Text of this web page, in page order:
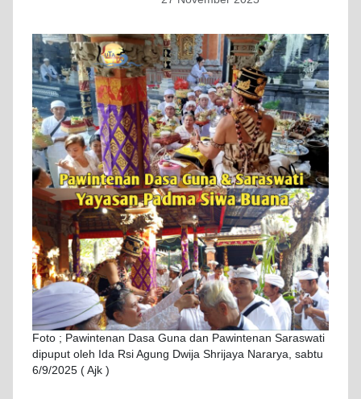
Foto ; Pawintenan Dasa Guna dan Pawintenan Saraswati
dipuput oleh Ida Rsi Agung Dwija Shrijaya Nararya, sabtu
6/9/2025 ( Ajk )